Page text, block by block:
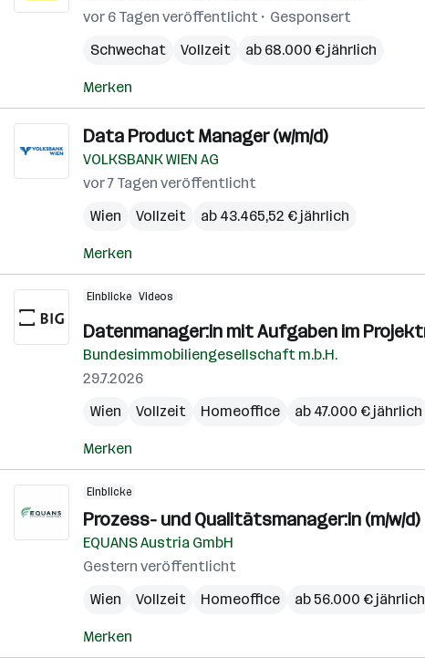
vor 6 Tagen veröffentlicht
Gesponsert
Schwechat
Vollzeit ab 68.000 € jährlich
Merken
Data Product Manager (w/m/d)
VOLKSBANK WIEN AG
vor 7 Tagen veröffentlicht
Wien
Vollzeit ab 43.465,52 € jährlich
Merken
Einblicke Videos
Datenmanager:in mit Aufgaben im
Bundesimmobiliengesellschaft m.b.H.
29.7.2026
Wien
Vollzeit Homeoffice ab 47.000 € jährlich
Merken
Einblicke
Prozess- und Qualitätsmanager:in (m/w/d)
EQUANS Austria GmbH
Gestern veröffentlicht
Wien
Vollzeit Homeoffice ab 56.000 € jährlich
Merken